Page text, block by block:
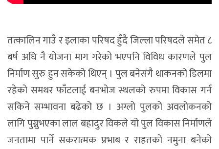
तत्कालिन गाउँ र इलाका परिषद हुँदै जिल्ला परिषदले समेत ८
बर्ष अघि नै योजना माग गरेको भएपनि विविध कारणले पुल
निर्माण सुरु हुन सकेको थिएन् । पुल बनेसंगै थाकनको डिलमा
रहेको समथर फाँटलाई बनभोज स्थलको रुपमा विकास गर्न
सकिने सम्भावना बढेको छ । अग्लो पुलको अवलोकनको
लागि पुग्नुभएका लाल बहादुर विकले यो पुल विकास निर्माणले
जनतामा पार्ने सकरात्मक प्रभाब र राहतको नमुना बनेको